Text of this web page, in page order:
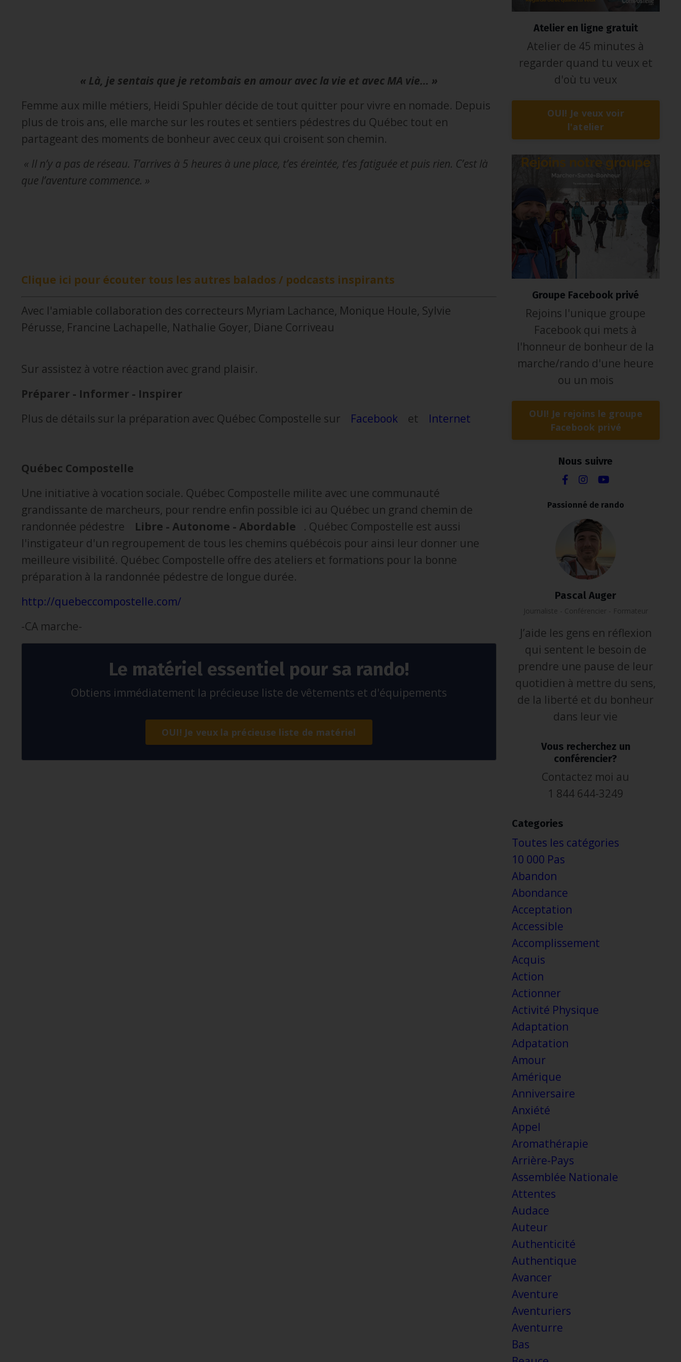
« Là, je sentais que je retombais en amour avec la vie et avec MA vie… »
Femme aux mille métiers, Heidi Spuhler décide de tout quitter pour vivre en nomade. Depuis
plus de trois ans, elle marche sur les routes et sentiers pédestres du Québec tout en
partageant des moments de bonheur avec ceux qui croisent son chemin.
« Il n’y a pas de réseau. T’arrives à 5 heures à une place, t’es éreintée, t’es fatiguée et puis rien. C’est là
que l’aventure commence. »
Clique ici pour écouter tous les autres balados / podcasts inspirants
Avec l'amiable collaboration des correcteurs Myriam Lachance, Monique Houle, Sylvie
Pérusse, Francine Lachapelle, Nathalie Goyer, Diane Corriveau
Sur assistez à votre réaction avec grand plaisir.
Préparer - Informer - Inspirer
Plus de détails sur la préparation avec Québec Compostelle sur Facebook et Internet
Québec Compostelle
Une initiative à vocation sociale. Québec Compostelle milite avec une communauté
grandissante de marcheurs, pour rendre enfin possible ici au Québec un grand chemin de
randonnée pédestre Libre - Autonome - Abordable . Québec Compostelle est aussi
l'instigateur d'un regroupement de tous les chemins québécois pour ainsi leur donner une
meilleure visibilité. Québec Compostelle offre des ateliers et formations pour la bonne
préparation à la randonnée pédestre de longue durée.
http://quebeccompostelle.com/
-CA marche-
Le matériel essentiel pour sa rando!
Obtiens immédiatement la précieuse liste de vêtements et d'équipements
OUI! Je veux la précieuse liste de matériel
Atelier en ligne gratuit
Atelier de 45 minutes à
regarder quand tu veux et
d'où tu veux
OUI! Je veux voir
l'atelier
Groupe Facebook privé
Rejoins l'unique groupe
Facebook qui mets à
l'honneur de bonheur de la
marche/rando d'une heure
ou un mois
OUI! Je rejoins le groupe
Facebook privé
Nous suivre
Passionné de rando
Pascal Auger
Journaliste - Conférencier - Formateur
J’aide les gens en réflexion
qui sentent le besoin de
prendre une pause de leur
quotidien à mettre du sens,
de la liberté et du bonheur
dans leur vie
Vous recherchez un
conférencier?
Contactez moi au
1 844 644-3249
Categories
Toutes les catégories
10 000 Pas
Abandon
Abondance
Acceptation
Accessible
Accomplissement
Acquis
Action
Actionner
Activité Physique
Adaptation
Adpatation
Amour
Amérique
Anniversaire
Anxiété
Appel
Aromathérapie
Arrière-Pays
Assemblée Nationale
Attentes
Audace
Auteur
Authenticité
Authentique
Avancer
Aventure
Aventuriers
Aventurre
Bas